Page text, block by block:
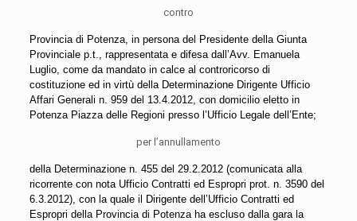
contro
Provincia di Potenza, in persona del Presidente della Giunta
Provinciale p.t., rappresentata e difesa dall’Avv. Emanuela
Luglio, come da mandato in calce al controricorso di
costituzione ed in virtù della Determinazione Dirigente Ufficio
Affari Generali n. 959 del 13.4.2012, con domicilio eletto in
Potenza Piazza delle Regioni presso l’Ufficio Legale dell’Ente;
per l’annullamento
della Determinazione n. 455 del 29.2.2012 (comunicata alla
ricorrente con nota Ufficio Contratti ed Espropri prot. n. 3590 del
6.3.2012), con la quale il Dirigente dell’Ufficio Contratti ed
Espropri della Provincia di Potenza ha escluso dalla gara la